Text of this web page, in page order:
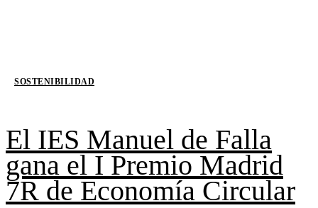
SOSTENIBILIDAD
El IES Manuel de Falla
gana el I Premio Madrid
7R de Economía Circular